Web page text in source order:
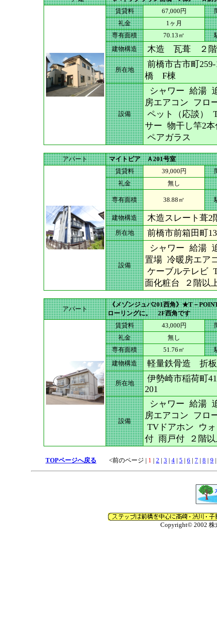
賃貸料
67,000円
礼金
1ヶ月
専有面積
70.13㎡
建物構造
木造 瓦葺 ２
所在地
前橋市古市町
橋 F棟
設備
シャワー 給湯
房エアコン フロ
ペット（応談）
サー 物干し竿2
ペアガラス
アパート
マイトピア Ａ201号室
賃貸料
39,000円
礼金
無し
専有面積 38.88㎡
建物構造 木造スレート葺2
所在地 前橋市前箱田町
設備
シャワー 給湯
置場 冷暖房エア
ケーブルテレビ
面化粧台 ２階以
アパート
《メゾンジュバ201西角》★T－
ローリングに。 2F西角です
賃貸料
43,000円
礼金
無し
専有面積
51.76㎡
建物構造
軽量鉄骨造 折
所在地
伊勢崎市稲荷町
201
設備
シャワー 給湯
房エアコン フロ
TVドアホン ウ
付 雨戸付 ２階
TOPページへ戻る <前のページ | 1 | 2 | 3 | 4 | 5 | 6 | 7 | 8 | 9
Copyright© 2002